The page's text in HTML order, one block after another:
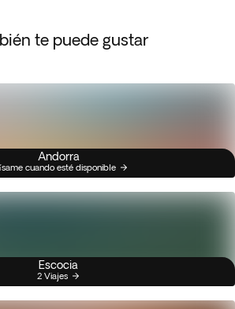
te puede gustar
Andorra
cuando esté disponible
Escocia
2 Viajes